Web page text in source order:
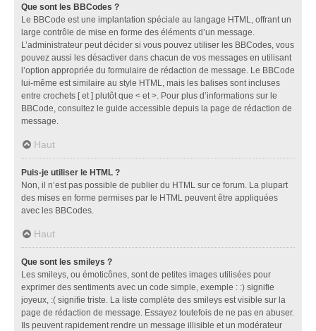
Que sont les BBCodes ?
Le BBCode est une implantation spéciale au langage HTML, offrant un
large contrôle de mise en forme des éléments d’un message.
L’administrateur peut décider si vous pouvez utiliser les BBCodes, vous
pouvez aussi les désactiver dans chacun de vos messages en utilisant
l’option appropriée du formulaire de rédaction de message. Le BBCode
lui-même est similaire au style HTML, mais les balises sont incluses
entre crochets [ et ] plutôt que < et >. Pour plus d’informations sur le
BBCode, consultez le guide accessible depuis la page de rédaction de
message.
Haut
Puis-je utiliser le HTML ?
Non, il n’est pas possible de publier du HTML sur ce forum. La plupart
des mises en forme permises par le HTML peuvent être appliquées
avec les BBCodes.
Haut
Que sont les smileys ?
Les smileys, ou émoticônes, sont de petites images utilisées pour
exprimer des sentiments avec un code simple, exemple : :) signifie
joyeux, :( signifie triste. La liste complète des smileys est visible sur la
page de rédaction de message. Essayez toutefois de ne pas en abuser.
Ils peuvent rapidement rendre un message illisible et un modérateur